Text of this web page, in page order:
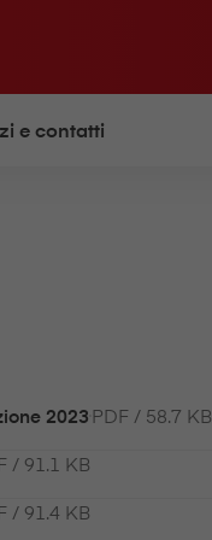
e contatti
2023 PDF / 58.7 KB
/ 91.1 KB
/ 91.4 KB